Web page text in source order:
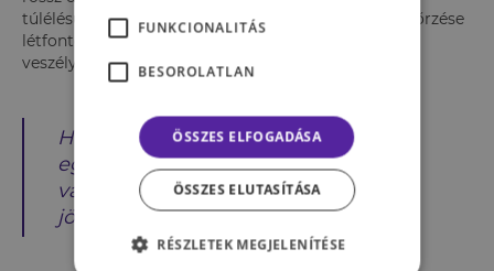
túlélésünk szempontjából minden olyan elem megőrzése
létfontosságú, amelyek miatt legalább egyszer már
veszélyeztetve éreztük magunkat.
Ha emlékezünk arra, mi az, ami
egyszer már bántott, nagyobb
valószínűséggel kerüljük el a
jövőben.
FUNKCIONALITÁS
BESOROLATLAN
ÖSSZES ELFOGADÁSA
ÖSSZES ELUTASÍTÁSA
RÉSZLETEK MEGJELENÍTÉSE